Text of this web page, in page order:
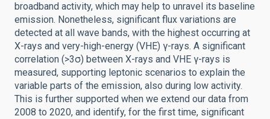
broadband activity, which may help to unravel its baseline
emission. Nonetheless, significant flux variations are
detected at all wave bands, with the highest occurring at
X-rays and very-high-energy (VHE) γ-rays. A significant
correlation (>3σ) between X-rays and VHE γ-rays is
measured, supporting leptonic scenarios to explain the
variable parts of the emission, also during low activity.
This is further supported when we extend our data from
2008 to 2020, and identify, for the first time, significant